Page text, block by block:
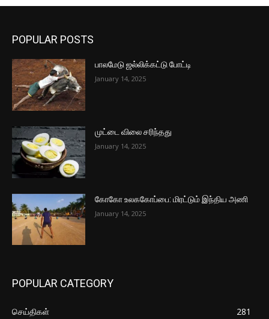
POPULAR POSTS
பாலமேடு ஜல்லிக்கட்டு போட்டி
January 14, 2025
முட்டை விலை சரிந்தது
January 14, 2025
கோகோ உலககோப்பை: மிரட்டும் இந்திய அணி
January 14, 2025
POPULAR CATEGORY
செய்திகள்
281